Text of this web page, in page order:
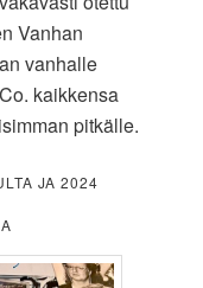
Vanhan
vanhalle
kaikkensa
pitkälle.
JA 2024